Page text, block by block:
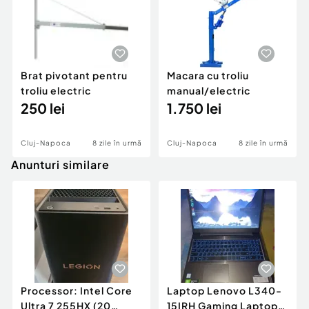
Brat pivotant pentru
troliu electric
250 lei
Cluj-Napoca 8 zile în urmă
Macara cu troliu
manual/electric
1.750 lei
Cluj-Napoca 8 zile în urmă
Anunturi similare
Processor: Intel Core
Ultra 7 255HX (20
Laptop Lenovo L340-
15IRH Gaming Laptop